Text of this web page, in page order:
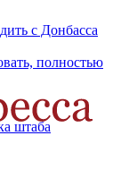
с Донбасса
полностью
штаба